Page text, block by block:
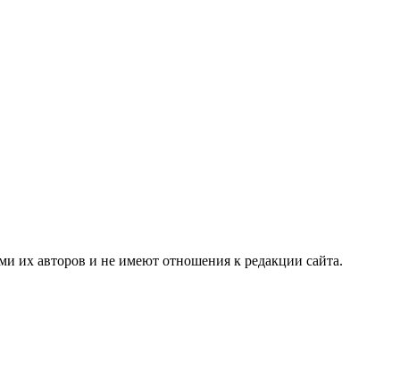
их авторов и не имеют отношения к редакции сайта.